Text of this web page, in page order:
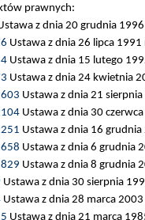
prawnych:
z dnia 20 grudnia
Ustawa z dnia 26 lipca
Ustawa z dnia 15 lutego
Ustawa z dnia 24 kwietnia
Ustawa z dnia 21
Ustawa z dnia 30
Ustawa z dnia 16
Ustawa z dnia 6 grudnia
Ustawa z dnia 8 grudnia
Ustawa z dnia 30 sierpnia
Ustawa z dnia 28 marca
Ustawa z dnia 21 marca